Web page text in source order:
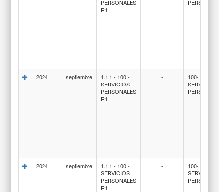
PERSONALES
R1
2024 septiembre
1.1.1 - 100 -
SERVICIOS
PERSONALES
R1
-
100-
SERVICIOS
2024 septiembre
1.1.1 - 100 -
SERVICIOS
PERSONALES
R1
-
100-
SERVICIOS